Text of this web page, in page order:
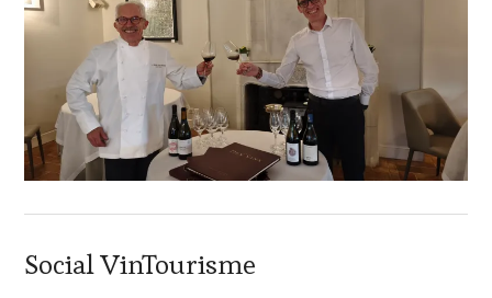
Social VinTourisme